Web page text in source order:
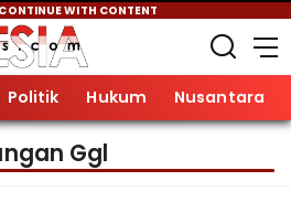
WITH CONTENT
Politik Hukum Nusantara
Ggl